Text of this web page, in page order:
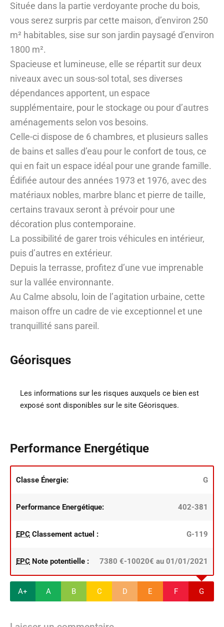
Située dans la partie verdoyante proche du bois,
vous serez surpris par cette maison, d’environ 250
m² habitables, sise sur son jardin paysagé d’environ
1800 m².
Spacieuse et lumineuse, elle se répartit sur deux
niveaux avec un sous-sol total, ses diverses
dépendances apportent, un espace
supplémentaire, pour le stockage ou pour d’autres
aménagements selon vos besoins.
Celle-ci dispose de 6 chambres, et plusieurs salles
de bains et salles d’eau pour le confort de tous, ce
qui en fait un espace idéal pour une grande famille.
Édifiée autour des années 1973 et 1976, avec des
matériaux nobles, marbre blanc et pierre de taille,
certains travaux seront à prévoir pour une
décoration plus contemporaine.
La possibilité de garer trois véhicules en intérieur,
puis d’autres en extérieur.
Depuis la terrasse, profitez d’une vue imprenable
sur la vallée environnante.
Au Calme absolu, loin de l’agitation urbaine, cette
maison offre un cadre de vie exceptionnel et une
tranquillité sans pareil.
Géorisques
Les informations sur les risques auxquels ce bien est
exposé sont disponibles sur le site Géorisques.
Performance Energétique
Classe Énergie: G
Performance Energétique: 402-381
EPC Classement actuel : G-119
EPC Note potentielle : 7380 €-10020€ au 01/01/2021
A+ A B C D E F G